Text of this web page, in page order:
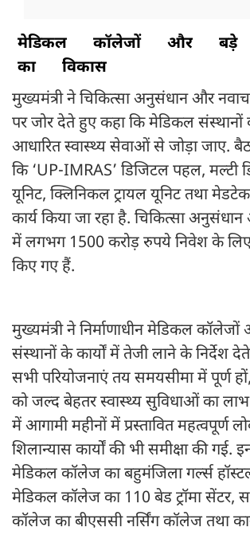
मेडिकल कॉलेजों और बड़े
का
विकास
मुख्यमंत्री ने चिकित्सा अनुसंधान और
पर जोर देते हुए कहा कि मेडिकल संस्थानों
आधारित स्वास्थ्य सेवाओं से जोड़ा जाए.
कि ‘UP-IMRAS’ डिजिटल पहल, मल्टी
यूनिट, क्लिनिकल ट्रायल यूनिट तथा मेडटेक
कार्य किया जा रहा है. चिकित्सा
में लगभग 1500 करोड़ रुपये निवेश के
किए गए हैं.
मुख्यमंत्री ने निर्माणाधीन मेडिकल कॉलेजों
संस्थानों के कार्यों में तेजी लाने के निर्देश
सभी परियोजनाएं तय समयसीमा में पूर्ण
को जल्द बेहतर स्वास्थ्य सुविधाओं का
में आगामी महीनों में प्रस्तावित महत्वपूर्ण
शिलान्यास कार्यों की भी समीक्षा की गई.
मेडिकल कॉलेज का बहुमंजिला गर्ल्स
मेडिकल कॉलेज का 110 बेड ट्रॉमा सेंटर,
कॉलेज का बीएससी नर्सिंग कॉलेज तथा